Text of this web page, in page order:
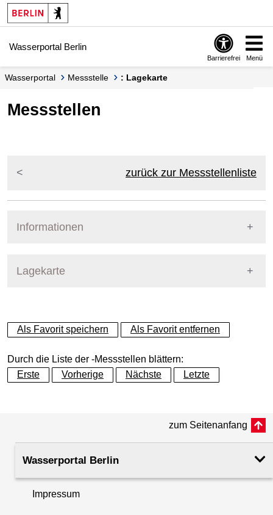
Springe zur Navigation
Springe zum Inhalt
Wasserportal Berlin
Barrierefrei Menü
Wasserportal Messstelle : Lagekarte
Messstellen
zurück zur Messstellenliste
Informationen
Lagekarte
+
−
Als Favorit speichern Als Favorit entfernen
Durch die Liste der -Messstellen blättern:
Erste
Vorherige Nächste Letzte
zum Seitenanfang
Wasserportal Berlin
Impressum